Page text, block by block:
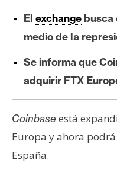
I
A
A
n
l
i
El exchangebusca
medio de la
Se informa que
adquirir FTX
Coinbase está
Europa y ahora
España.